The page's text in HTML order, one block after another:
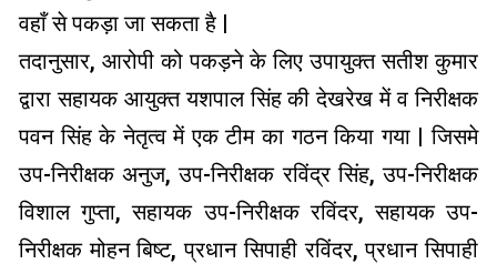
वहाँ से पकड़ा जा सकता है |
तदानुसार, आरोपी को पकड़ने के लिए उपायुक्त सतीश कुमार
द्वारा सहायक आयुक्त यशपाल सिंह की देखरेख में व निरीक्षक
पवन सिंह के नेतृत्व में एक टीम का गठन किया गया | जिसमे
उप-निरीक्षक अनुज, उप-निरीक्षक रविंद्र सिंह, उप-निरीक्षक
विशाल गुप्ता, सहायक उप-निरीक्षक रविंदर, सहायक उप-
निरीक्षक मोहन बिष्ट, प्रधान सिपाही रविंदर, प्रधान सिपाही